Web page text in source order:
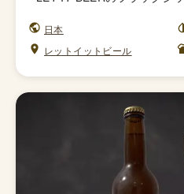
日本
レットイットビール